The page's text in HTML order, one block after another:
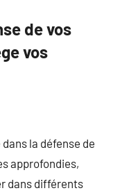
de vos
vos
la défense de
approfondies,
dans différents